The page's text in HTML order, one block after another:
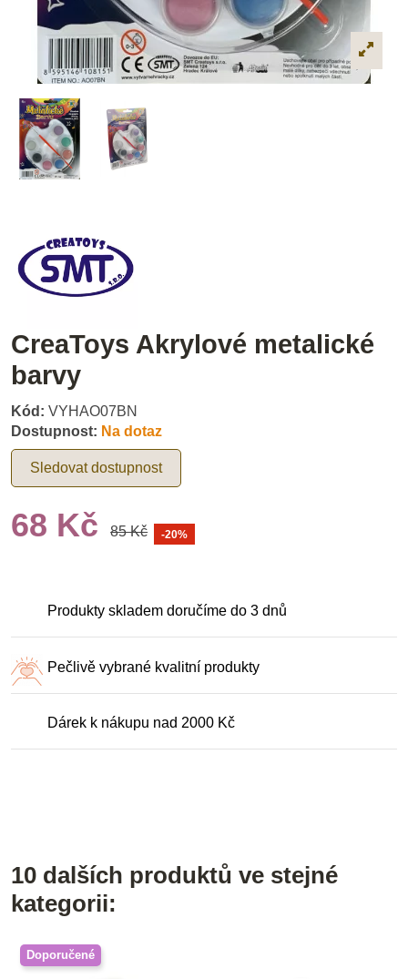
CreaToys Akrylové metalické
barvy
Kód: VYHAO07BN
Dostupnost: Na dotaz
Sledovat dostupnost
68 Kč 85 Kč -20%
Produkty skladem doručíme do 3 dnů
Pečlivě vybrané kvalitní produkty
Dárek k nákupu nad 2000 Kč
10 dalších produktů ve stejné
kategorii:
Doporučené